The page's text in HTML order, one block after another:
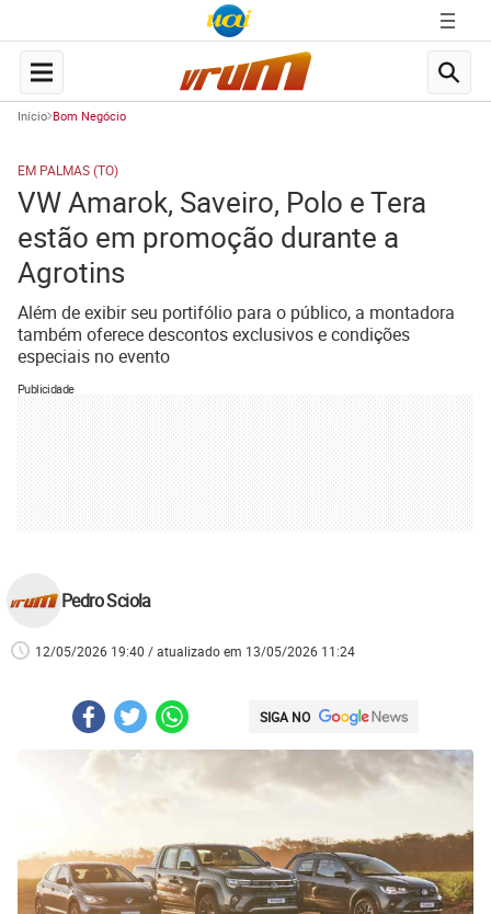
Início Bom Negócio
EM PALMAS (TO)
VW Amarok, Saveiro, Polo e Tera
estão em promoção durante a
Agrotins
Além de exibir seu portifólio para o público, a montadora
também oferece descontos exclusivos e condições
especiais no evento
Publicidade
Pedro Sciola
12/05/2026 19:40 / atualizado em 13/05/2026 11:24
SIGA NO